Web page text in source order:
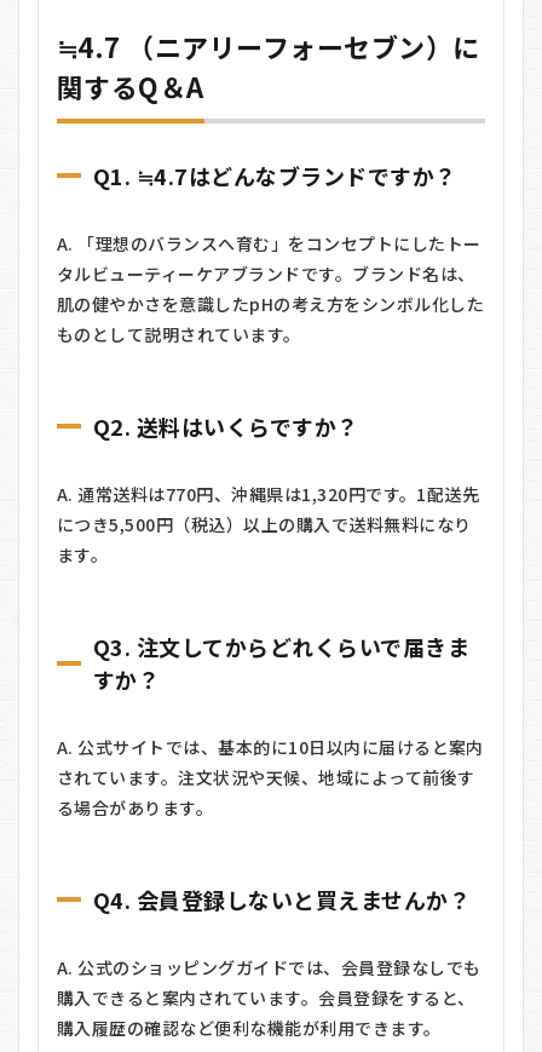
≒4.7 （ニアリーフォーセブン）に
関するQ＆A
Q1. ≒4.7はどんなブランドですか？
A. 「理想のバランスへ育む」をコンセプトにしたトー
タルビューティーケアブランドです。ブランド名は、
肌の健やかさを意識したpHの考え方をシンボル化した
ものとして説明されています。
Q2. 送料はいくらですか？
A. 通常送料は770円、沖縄県は1,320円です。1配送先
につき5,500円（税込）以上の購入で送料無料になり
ます。
Q3. 注文してからどれくらいで届きま
すか？
A. 公式サイトでは、基本的に10日以内に届けると案内
されています。注文状況や天候、地域によって前後す
る場合があります。
Q4. 会員登録しないと買えませんか？
A. 公式のショッピングガイドでは、会員登録なしでも
購入できると案内されています。会員登録をすると、
購入履歴の確認など便利な機能が利用できます。